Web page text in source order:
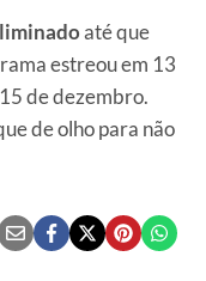
até que
estreou em 13
de dezembro.
de olho para não